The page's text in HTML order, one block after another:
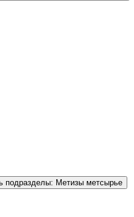
подразделы: Метизы метсырье